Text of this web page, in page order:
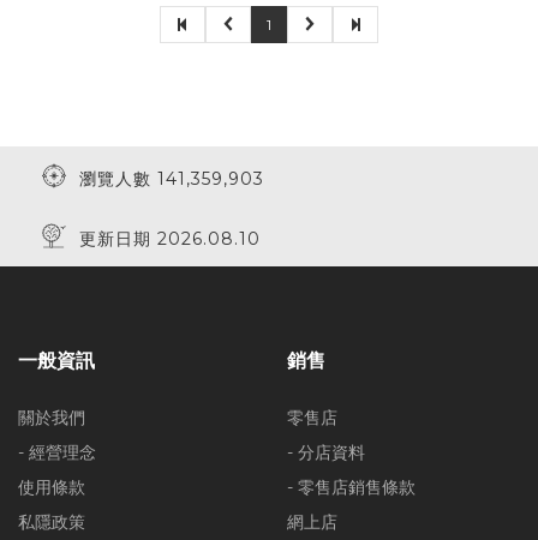
1
瀏覽人數 141,359,903
更新日期 2026.08.10
一般資訊
關於我們
- 經營理念
使用條款
私隱政策
銷售
零售店
- 分店資料
- 零售店銷售條款
網上店